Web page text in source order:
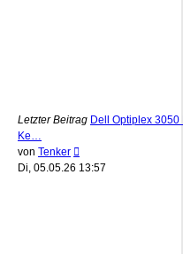
Letzter Beitrag Dell Optiplex 3050
Ke…
von Tenker
Beitrag
Di, 05.05.26 13:57